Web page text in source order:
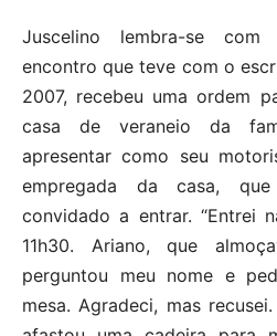
Juscelino lembra-se
encontro que teve com o
2007, recebeu uma ordem
casa de veraneio da
apresentar como seu
empregada da casa,
convidado a entrar. “Entrei
11h30. Ariano, que
perguntou meu nome e
mesa. Agradeci, mas